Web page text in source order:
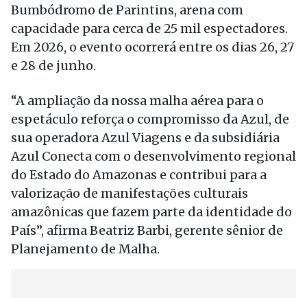
Bumbódromo de Parintins, arena com
capacidade para cerca de 25 mil espectadores.
Em 2026, o evento ocorrerá entre os dias 26, 27
e 28 de junho.
“A ampliação da nossa malha aérea para o
espetáculo reforça o compromisso da Azul, de
sua operadora Azul Viagens e da subsidiária
Azul Conecta com o desenvolvimento regional
do Estado do Amazonas e contribui para a
valorização de manifestações culturais
amazônicas que fazem parte da identidade do
País”, afirma Beatriz Barbi, gerente sênior de
Planejamento de Malha.